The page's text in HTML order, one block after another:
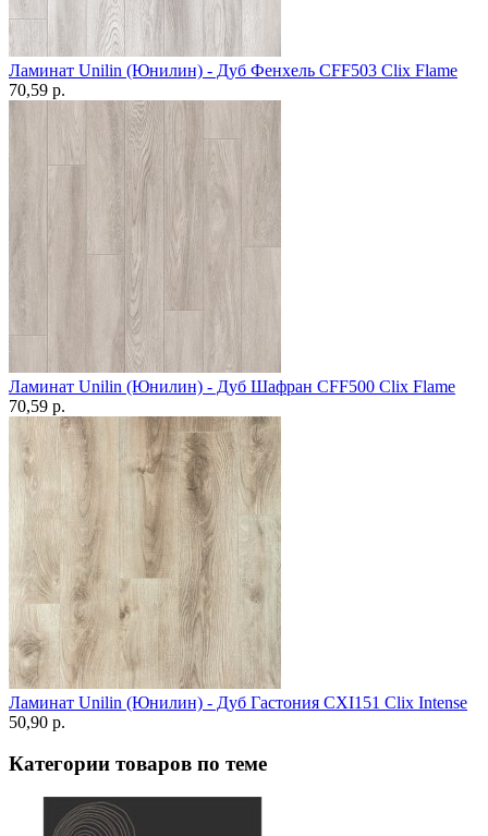
Ламинат Unilin (Юнилин) - Дуб Фенхель CFF503 Clix Flame
70,59 p.
Ламинат Unilin (Юнилин) - Дуб Шафран CFF500 Clix Flame
70,59 p.
Ламинат Unilin (Юнилин) - Дуб Гастония CXI151 Clix Intense
50,90 p.
Категории товаров по теме